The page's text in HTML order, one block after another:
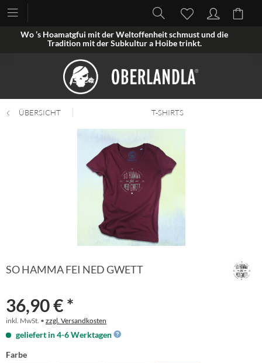
Wo ’s Hoamatgfui mit der Weltoffenheit schmust und die
Tradition mit der Subkultur a Hoibe trinkt.
ÜBERSICHT T-SHIRTS
SO HAMMA FEI NED GWETT
36,90 € *
inkl. MwSt. • zzgl. Versandkosten
geliefert in 4-6 Werktagen
Farbe